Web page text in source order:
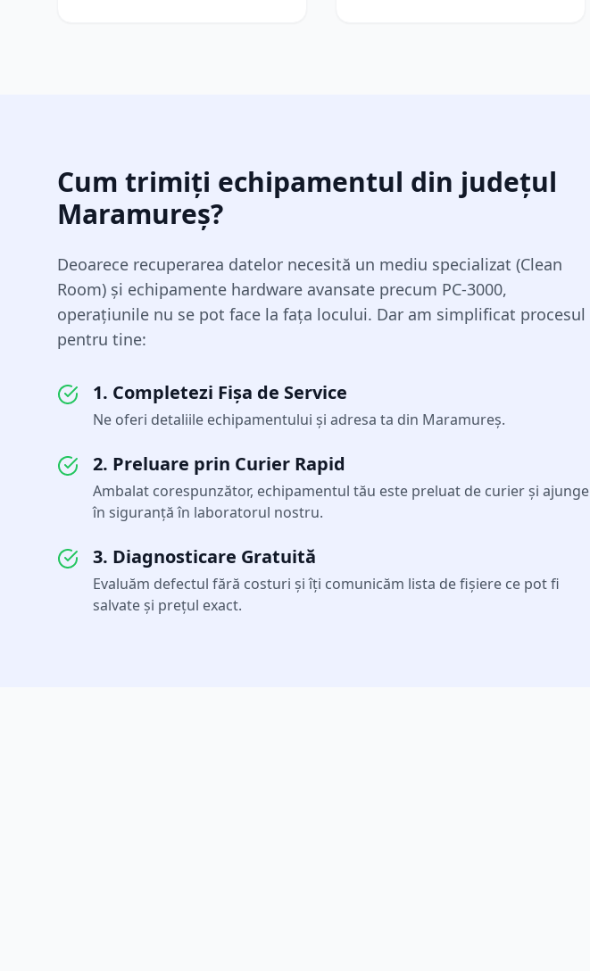
Cum trimiți echipamentul din județul
Maramureș?
Deoarece recuperarea datelor necesită un mediu specializat (Clean
Room) și echipamente hardware avansate precum PC-3000,
operațiunile nu se pot face la fața locului. Dar am simplificat procesul
pentru tine:
1. Completezi Fișa de Service
Ne oferi detaliile echipamentului și adresa ta din Maramureș.
2. Preluare prin Curier Rapid
Ambalat corespunzător, echipamentul tău este preluat de curier și ajunge
în siguranță în laboratorul nostru.
3. Diagnosticare Gratuită
Evaluăm defectul fără costuri și îți comunicăm lista de fișiere ce pot fi
salvate și prețul exact.